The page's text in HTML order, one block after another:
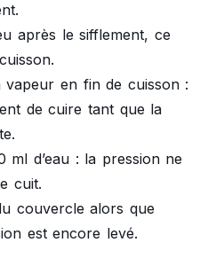
après le sifflement, ce
vapeur en fin de cuisson :
de cuire tant que la
ml d’eau : la pression ne
cuit.
couvercle alors que
est encore levé.